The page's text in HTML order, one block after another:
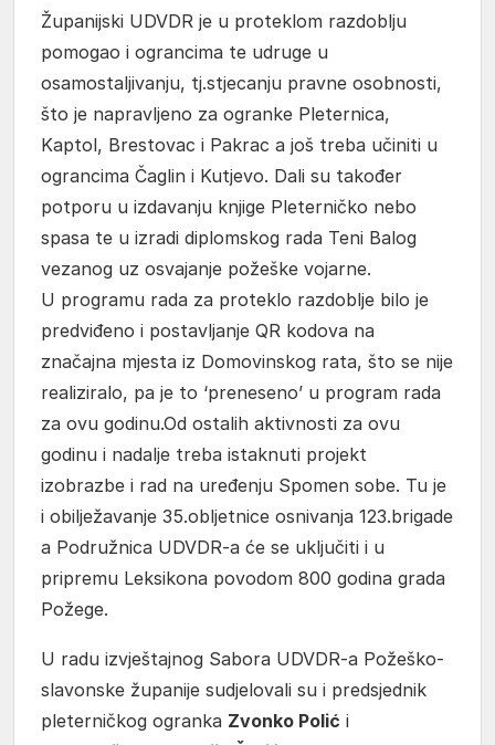
Županijski UDVDR je u proteklom razdoblju
pomogao i ograncima te udruge u
osamostaljivanju, tj.stjecanju pravne osobnosti,
što je napravljeno za ogranke Pleternica,
Kaptol, Brestovac i Pakrac a još treba učiniti u
ograncima Čaglin i Kutjevo. Dali su također
potporu u izdavanju knjige Pleterničko nebo
spasa te u izradi diplomskog rada Teni Balog
vezanog uz osvajanje požeške vojarne.
U programu rada za proteklo razdoblje bilo je
predviđeno i postavljanje QR kodova na
značajna mjesta iz Domovinskog rata, što se nije
realiziralo, pa je to ‘preneseno’ u program rada
za ovu godinu.Od ostalih aktivnosti za ovu
godinu i nadalje treba istaknuti projekt
izobrazbe i rad na uređenju Spomen sobe. Tu je
i obilježavanje 35.obljetnice osnivanja 123.brigade
a Podružnica UDVDR-a će se uključiti i u
pripremu Leksikona povodom 800 godina grada
Požege.
U radu izvještajnog Sabora UDVDR-a Požeško-
slavonske županije sudjelovali su i predsjednik
pleterničkog ogranka Zvonko Polić i